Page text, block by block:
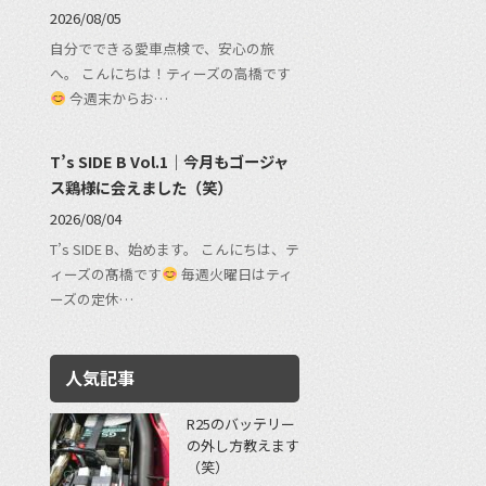
2026/08/05
自分でできる愛車点検で、安心の旅
へ。 こんにちは！ティーズの高橋です
今週末からお…
T’s SIDE B Vol.1｜今月もゴージャ
ス鶏様に会えました（笑）
2026/08/04
T’s SIDE B、始めます。 こんにちは、テ
ィーズの髙橋です
毎週火曜日はティ
ーズの定休…
人気記事
R25のバッテリー
の外し方教えます
（笑）